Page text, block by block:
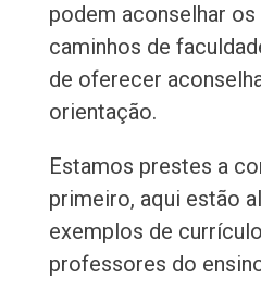
podem aconselhar
caminhos de
de oferecer
orientação.
Estamos prestes a
primeiro, aqui estão
exemplos de
professores do